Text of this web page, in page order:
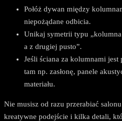
Połóż dywan między
niepożądane odbicia.
Unikaj symetrii typu
a z drugiej pusto”.
Jeśli ściana za kolumnami jest
tam np. zasłonę, panele
materiału.
Nie musisz od razu przerabiać
kreatywne podejście i kilka detali,